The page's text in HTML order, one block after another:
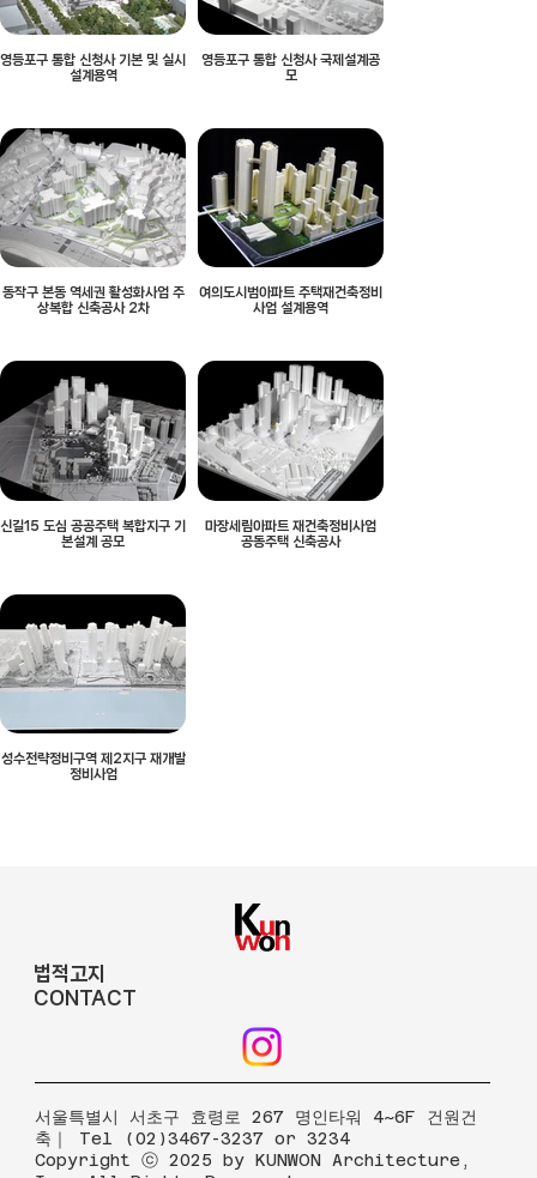
영등포구 통합 신청사 기본 및 실시
설계용역
영등포구 통합 신청사 국제설계공
모
동작구 본동 역세권 활성화사업 주
상복합 신축공사 2차
여의도시범아파트 주택재건축정비
사업 설계용역
신길15 도심 공공주택 복합지구 기
본설계 공모
마장세림아파트 재건축정비사업
공동주택 신축공사
성수전략정비구역 제2지구 재개발
정비사업
법적고지
CONTACT
​서울특별시 서초구 효령로 267 명인타워 4~6F 건원건
축｜ Tel (02)3467-3237 or 3234
Copyright ⓒ 2025 by KUNWON Architecture,